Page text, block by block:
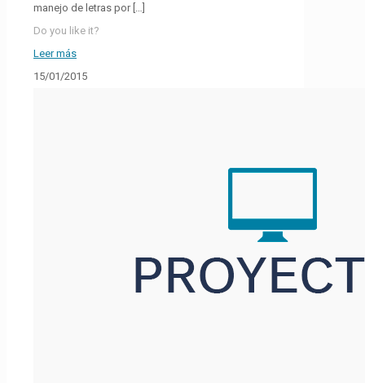
manejo de letras por[…]
Do you like it?
Leer más
15/01/2015